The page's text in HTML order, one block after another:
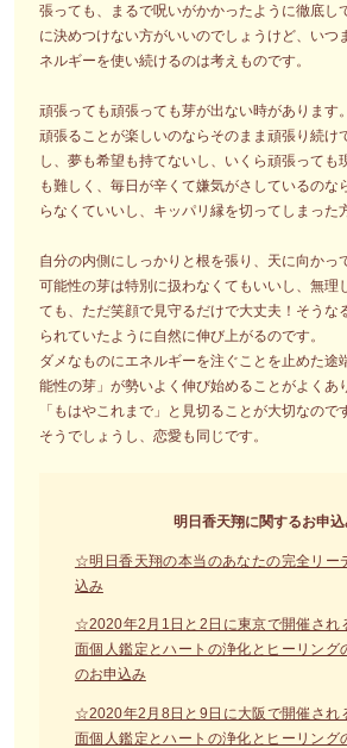
張っても、まるで呪いがかかったように徹底し
に決めつけない方がいいのでしょうけど、いつ
ネルギーを使い続けるのは考えものです。
頑張っても頑張っても芽が出ない時があります
頑張ることが楽しいのならそのまま頑張り続け
し、夢も希望も持てないし、いくら頑張っても
も難しく、毎日が辛くて嫌気がさしているのな
らなくていいし、キッパリ縁を切ってしまった
自分の内側にしっかりと根を張り、天に向かっ
可能性の芽は特別に扱わなくてもいいし、無理
ても、ただ笑顔で見守るだけで大丈夫！そうな
られていたように自然に伸び上がるのです。
ダメなものにエネルギーを注ぐことを止めた途
能性の芽」が勢いよく伸び始めることがよくあ
「もはやこれまで」と見切ることが大切なので
そうでしょうし、恋愛も同じです。
明日香天翔に関するお申込
☆明日香天翔の本当のあなたの完全リー
込み
☆2020年2月1日と2日に東京で開催され
面個人鑑定とハートの浄化とヒーリング
のお申込み
☆2020年2月8日と9日に大阪で開催され
面個人鑑定とハートの浄化とヒーリング